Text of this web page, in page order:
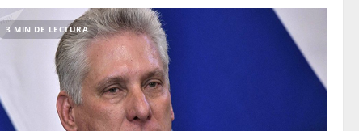
3 MIN DE LECTURA